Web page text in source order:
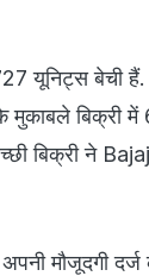
यूनिट्स बेची हैं.
बिक्री में
बिक्री ने Bajaj
मौजूदगी